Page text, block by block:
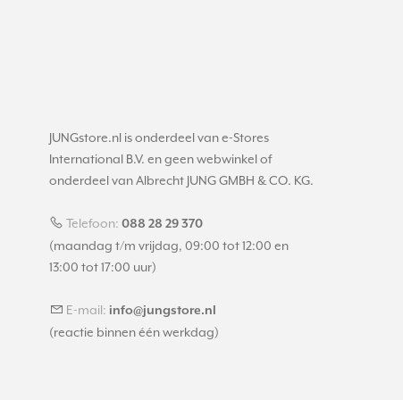
JUNGstore.nl is onderdeel van e-Stores
International B.V. en geen webwinkel of
onderdeel van Albrecht JUNG GMBH & CO. KG.
Telefoon: 088 28 29 370
(maandag t/m vrijdag, 09:00 tot 12:00 en
13:00 tot 17:00 uur)
E-mail: info@jungstore.nl
(reactie binnen één werkdag)